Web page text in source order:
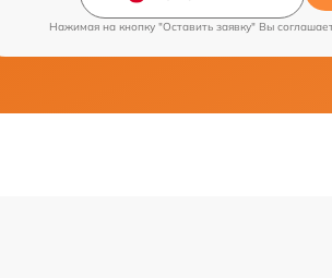
Нажимая на кнопку "Оставить заявку" Вы